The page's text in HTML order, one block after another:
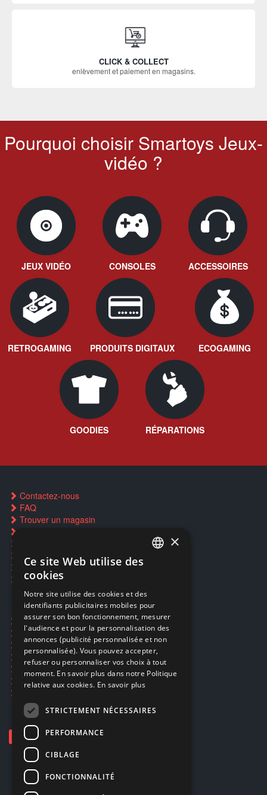
CLICK & COLLECT
enlèvement et paiement en magasins.
Pourquoi choisir Smartoys Jeux-
vidéo ?
JEUX VIDÉO CONSOLES ACCESSOIRES
RETROGAMING PRODUITS DIGITAUX ECOGAMING
GOODIES RÉPARATIONS
Contactez-nous
FAQ
Trouver un magasin
Restauration CD griffés
Réparations & SAV
Smartpoints
Ecogaming
Expédition & retours
Confidentialité
Conditions générales
EA Sport UFC 6
Call of Duty: Modern Warfare 4
Rachat et revente de jeux en cash
ENGLISH
×
Ce site Web utilise des
cookies
Notre site utilise des cookies et des
identifiants publicitaires mobiles pour
assurer son bon fonctionnement, mesurer
l'audience et pour la personnalisation des
annonces (publicité personnalisée et non
personnalisée). Vous pouvez accepter,
refuser ou personnaliser vos choix à tout
moment. En savoir plus dans notre Politique
relative aux cookies. En savoir plus
STRICTEMENT NÉCESSAIRES
PERFORMANCE
CIBLAGE
FONCTIONNALITÉ